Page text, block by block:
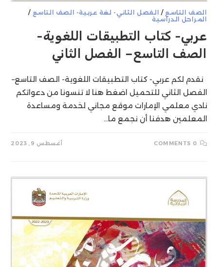
الصف التاسع / الفصل الثاني- لغة عربية- الصف التاسع /
المراحل الدراسية
عربي- كتاب التطبيقات اللغوية-
الصف التاسع– الفصل الثاني
نقدم لكم عربي- كتاب التطبيقات اللغوية- الصف التاسع–
الفصل الثاني للتحميل اضغط هنا لا تنسونا من دعواتكم
نادي معلمي الإمارات موقع مجاني لخدمة ومساعدة
المعلمين هدفنا أن نجمع ما…
0 COMMENTS أغسطس 9, 2023